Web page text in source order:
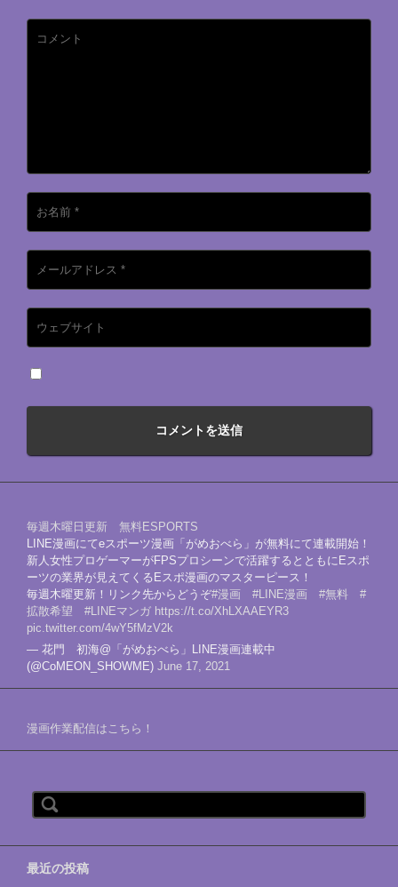
毎週木曜日更新 無料ESPORTS
LINE漫画にてeスポーツ漫画「がめおべら」が無料にて連載開始！
新人女性プロゲーマーがFPSプロシーンで活躍するとともにEスポ
ーツの業界が見えてくるEスポ漫画のマスターピース！
毎週木曜更新！リンク先からどうぞ#漫画 #LINE漫画 #無料
#
拡散希望
#LINEマンガ https://t.co/XhLXAAEYR3
pic.twitter.com/4wY5fMzV2k
— 花門 初海@「がめおべら」LINE漫画連載中
(@CoMEON_SHOWME) June 17, 2021
漫画作業配信はこちら！
検索:
最近の投稿